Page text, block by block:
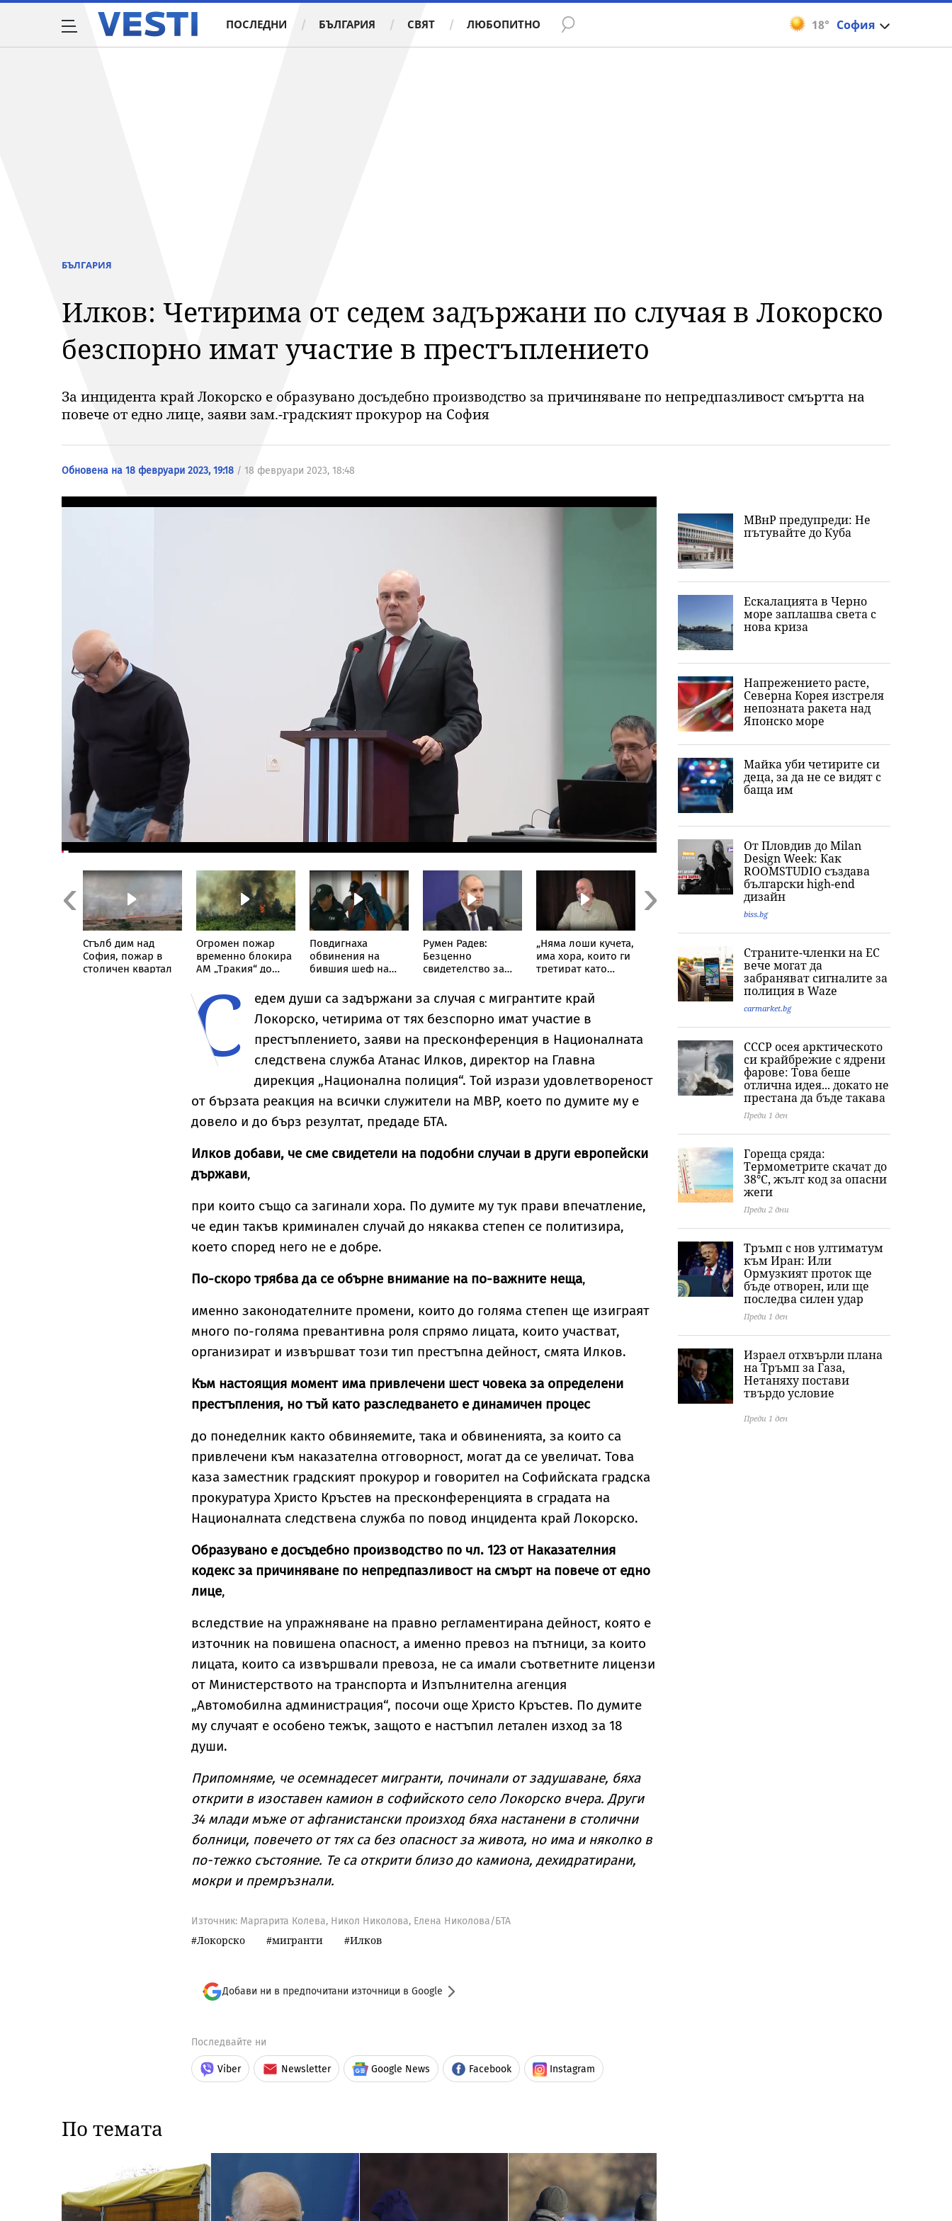
18° София
ПОСЛЕДНИ БЪЛГАРИЯ СВЯТ ЛЮБОПИТНО
БЪЛГАРИЯ
Илков: Четирима от седем задържани по случая в Локорско
безспорно имат участие в престъплението
За инцидента край Локорско е образувано досъдебно производство за причиняване по непредпазливост смъртта на
повече от едно лице, заяви зам.-градският прокурор на София
Обновена на 18 февруари 2023, 19:18 / 18 февруари 2023, 18:48
Previous
Стълб дим над
София, пожар в
столичен квартал
Огромен пожар
временно блокира
АМ „Тракия“ до
Велинград
Повдигнаха
обвинения на
бившия шеф на
Румен Радев:
Безценно
свидетелство за
македонските
българи
„Няма лоши кучета,
има хора, които ги
третират като
Треньорът и
зоопсихолог
Александър
Георгиев
специално за
Vesti.bg
гаврили с
жертвата, момиче
примамило убития
в Пловдив
оранжев код за 8
области, жега до 37
градуса, но и
валежи в петък
души за
София,
С
едем души са задържани за случая с мигрантите край
Локорско, четирима от тях безспорно имат участие в
престъплението, заяви на пресконференция в Националната
следствена служба Атанас Илков, директор на Главна
дирекция „Национална полиция“. Той изрази удовлетвореност
от бързата реакция на всички служители на МВР, което по думите му е
довело и до бърз резултат, предаде БТА.
Илков добави, че сме свидетели на подобни случаи в други европейски
държави,
при които също са загинали хора. По думите му тук прави впечатление,
че един такъв криминален случай до някаква степен се политизира,
което според него не е добре.
По-скоро трябва да се обърне внимание на по-важните неща,
именно законодателните промени, които до голяма степен ще изиграят
много по-голяма превантивна роля спрямо лицата, които участват,
организират и извършват този тип престъпна дейност, смята Илков.
Към настоящия момент има привлечени шест човека за определени
престъпления, но тъй като разследването е динамичен процес
до понеделник както обвиняемите, така и обвиненията, за които са
привлечени към наказателна отговорност, могат да се увеличат. Това
каза заместник градският прокурор и говорител на Софийската градска
прокуратура Христо Кръстев на пресконференцията в сградата на
Националната следствена служба по повод инцидента край Локорско.
Образувано е досъдебно производство по чл. 123 от Наказателния
кодекс за причиняване по непредпазливост на смърт на повече от едно
лице,
вследствие на упражняване на правно регламентирана дейност, която е
източник на повишена опасност, а именно превоз на пътници, за които
лицата, които са извършвали превоза, не са имали съответните лицензи
от Министерството на транспорта и Изпълнителна агенция
„Автомобилна администрация“, посочи още Христо Кръстев. По думите
му случаят е особено тежък, защото е настъпил летален изход за 18
души.
Припомняме, че осемнадесет мигранти, починали от задушаване, бяха
открити в изоставен камион в софийското село Локорско вчера. Други
34 млади мъже от афганистански произход бяха настанени в столични
болници, повечето от тях са без опасност за живота, но има и няколко в
по-тежко състояние. Те са открити близо до камиона, дехидратирани,
мокри и премръзнали.
Източник: Маргарита Колева, Никол Николова, Елена Николова/БТА
Локорско мигранти Илков
Добави ни в предпочитани източници в Google
Последвайте ни
Viber Newsletter Google News Facebook Instagram
По темата
МВнР предупреди: Не
пътувайте до Куба
Ескалацията в Черно
море заплашва света с
нова криза
Напрежението расте,
Северна Корея изстреля
непозната ракета над
Японско море
Майка уби четирите си
деца, за да не се видят с
баща им
От Пловдив до Milan
Design Week: Как
ROOMSTUDIO създава
български high-end
дизайн
biss.bg
Страните-членки на ЕС
вече могат да
забраняват сигналите за
полиция в Waze
carmarket.bg
СССР осея арктическото
си крайбрежие с ядрени
фарове: Това беше
отлична идея... докато не
престана да бъде такава
Преди 1 ден
Гореща сряда:
Термометрите скачат до
38°C, жълт код за опасни
жеги
Преди 2 дни
Тръмп с нов ултиматум
към Иран: Или
Ормузкият проток ще
бъде отворен, или ще
последва силен удар
Преди 1 ден
Израел отхвърли плана
на Тръмп за Газа,
Нетаняху постави
твърдо условие
Преди 1 ден